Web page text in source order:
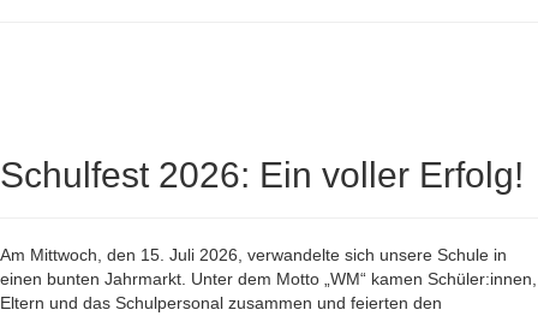
Schulfest 2026: Ein voller Erfolg!
Am Mittwoch, den 15. Juli 2026, verwandelte sich unsere Schule in
einen bunten Jahrmarkt. Unter dem Motto „WM“ kamen Schüler:innen,
Eltern und das Schulpersonal zusammen und feierten den